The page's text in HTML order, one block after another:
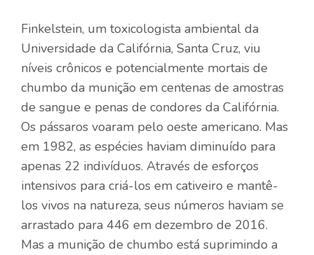
Finkelstein, um toxicologista ambiental da
Universidade da Califórnia, Santa Cruz, viu
níveis crônicos e potencialmente mortais de
chumbo da munição em centenas de amostras
de sangue e penas de condores da Califórnia.
Os pássaros voaram pelo oeste americano. Mas
em 1982, as espécies haviam diminuído para
apenas 22 indivíduos. Através de esforços
intensivos para criá-los em cativeiro e mantê-
los vivos na natureza, seus números haviam se
arrastado para 446 em dezembro de 2016.
Mas a munição de chumbo está suprimindo a